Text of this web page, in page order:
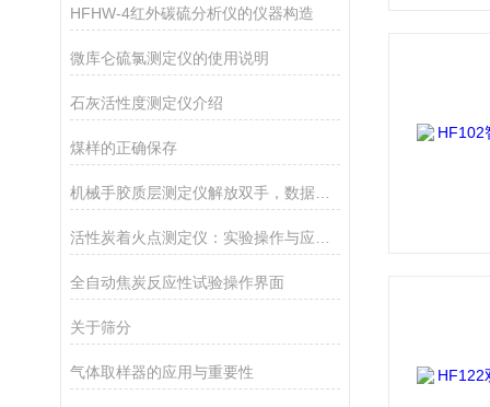
HFHW-4红外碳硫分析仪的仪器构造
微库仑硫氯测定仪的使用说明
石灰活性度测定仪介绍
煤样的正确保存
机械手胶质层测定仪解放双手，数据更精准
全自动焦炭反应性试验操作界面
关于筛分
气体取样器的应用与重要性